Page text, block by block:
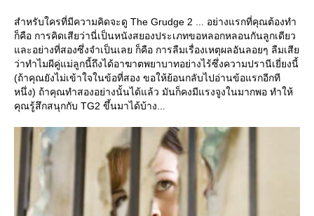
สำหรับใครที่มีความคิดจะดู The Grudge 2 ... อย่างแรกที่คุณต้องทำ
ก็คือ การคิดเสียว่านี่เป็นหนังสยองประเภทขอหลอกหลอนกันลูกเดียว
ละอย่างที่สองซึ่งจำเป็นเลย ก็คือ การลืมเรื่องเหตุผลอันลอยๆ ลืมเสี
ว่าทำไมผีคู่แม่ลูกนี้ถึงได้อาฆาตพยาบาทอย่างไร้ซึ่งความปรานีเยี่ยงนี้
(ถ้าคุณยังไม่เข้าใจในข้อที่สอง ขอให้ย้อนกลับไปอ่านข้อแรกอีกที
หนึ่ง) ถ้าคุณทำสองอย่างนั้นได้แล้ว มันก็คงมีแรงจูงในมากพอ ทำให้
คุณรู้สึกสนุกกับ TG2 ขึ้นมาได้บ้าง...